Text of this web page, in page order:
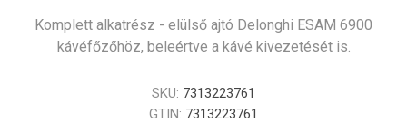
Komplett alkatrész - elülső ajtó Delonghi ESAM 6900
kávéfőzőhöz, beleértve a kávé kivezetését is.
SKU: 7313223761
GTIN: 7313223761